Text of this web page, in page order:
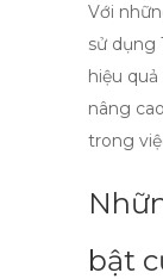
Với
sử dụng
hiệu
nâng
trong
bật